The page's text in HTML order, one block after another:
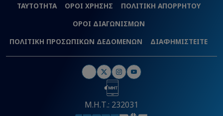
ΤΑΥΤΟΤΗΤΑ ΟΡΟΙ ΧΡΗΣΗΣ
ΠΟΛΙΤΙΚΗ ΑΠΟΡΡΗΤΟΥ
ΟΡΟΙ ΔΙΑΓΩΝΙΣΜΩΝ
ΠΟΛΙΤΙΚΗ ΠΡΟΣΩΠΙΚΩΝ ΔΕΔΟΜΕΝΩΝ
ΔΙΑΦΗΜΙΣΤΕΙΤΕ
Μ.Η.Τ.: 232031